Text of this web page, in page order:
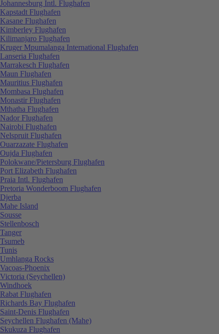
Johannesburg Intl. Flughafen
Kapstadt Flughafen
Kasane Flughafen
Kimberley Flughafen
Kilimanjaro Flughafen
Kruger Mpumalanga International Flughafen
Lanseria Flughafen
Marrakesch Flughafen
Maun Flughafen
Mauritius Flughafen
Mombasa Flughafen
Monastir Flughafen
Mthatha Flughafen
Nador Flughafen
Nairobi Flughafen
Nelspruit Flughafen
Ouarzazate Flughafen
Oujda Flughafen
Polokwane/Pietersburg Flughafen
Port Elizabeth Flughafen
Praia Intl. Flughafen
Pretoria Wonderboom Flughafen
Djerba
Mahe Island
Sousse
Stellenbosch
Tanger
Tsumeb
Tunis
Umhlanga Rocks
Vacoas-Phoenix
Victoria (Seychellen)
Windhoek
Rabat Flughafen
Richards Bay Flughafen
Saint-Denis Flughafen
Seychellen Flughafen (Mahe)
Skukuza Flughafen